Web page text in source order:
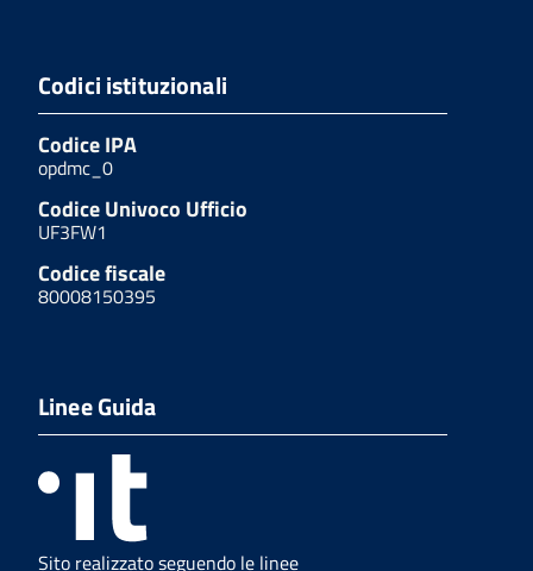
Codici istituzionali
Codice IPA
opdmc_0
Codice Univoco Ufficio
UF3FW1
Codice fiscale
80008150395
Linee Guida
Sito realizzato seguendo le linee